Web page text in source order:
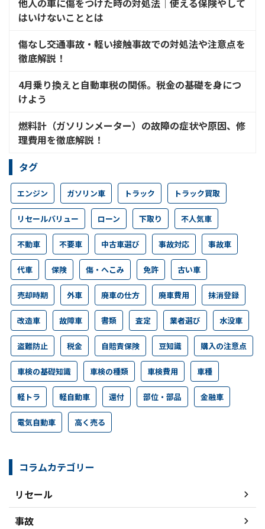
他人の車に傷をつけた時の対処法│使える保険やして
はいけないこととは
傷なし交通事故・軽い接触事故での対処法や注意点を
徹底解説！
4月乗り換えと自動車税の関係。税金の基礎を身につ
けよう
燃料計（ガソリンメーター）の故障の症状や原因、修
理費用を徹底解説！
タグ
エンジン ガソリン車 トラック トラック買取
リセールバリュー ローン 下取り 不人気車
不動車 不要車 中古車選び 事故対応 事故車
代車 保険 傷・へこみ 免許 古い車
売却時期 外車 廃車の仕方 廃車費用 抹消登録
改造車 故障車 書類 査定 業者選び 水没車
盗難防止 税金 自賠責保険 豆知識 購入の注意点
車検の基礎知識 車検の種類 車検費用 車種
軽トラ 軽自動車 還付 部位・部品 金融車
電気自動車 高く売る
コラムカテゴリー
リセール
事故